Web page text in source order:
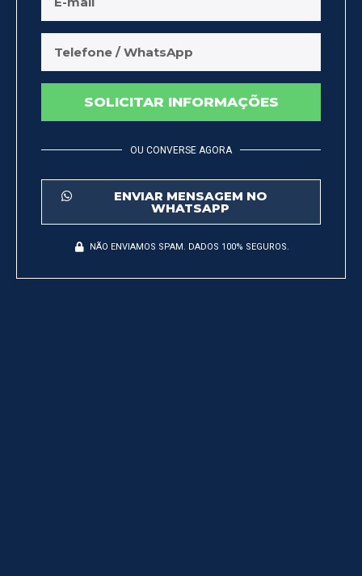
SOLICITAR INFORMAÇÕES
OU CONVERSE AGORA
ENVIAR MENSAGEM NO
WHATSAPP
NÃO ENVIAMOS SPAM. DADOS 100% SEGUROS.